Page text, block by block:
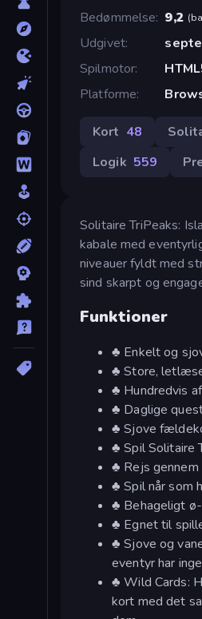
Bedømmelse 9,2 (
Udgivet
Spilmotor
Platforme
Kort 48
Logik 559
Solitaire TriPeaks:
kabale med
niveauer fyldt med
sind skarpt og
Funktioner
♣ Enkelt og
♣ Store,
♣ Hundredvis
♣ Daglige
♣ Sjove
♣ Spil Solitaire
♣ Rejs
♣ Spil når som
♣ Behageligt
♣ Egnet til
♣ Sjove og
eventyr har
♣ Wild Cards:
kort med det